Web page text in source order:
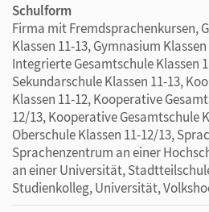
Schulform
Firma mit Fremdsprachenkursen,
Klassen 11-13, Gymnasium
Integrierte Gesamtschule Klassen
Sekundarschule Klassen 11-13,
Klassen 11-12, Kooperative
12/13, Kooperative Gesamtschule
Oberschule Klassen 11-12/13,
Sprachenzentrum an einer
an einer Universität,
Studienkolleg, Universität,